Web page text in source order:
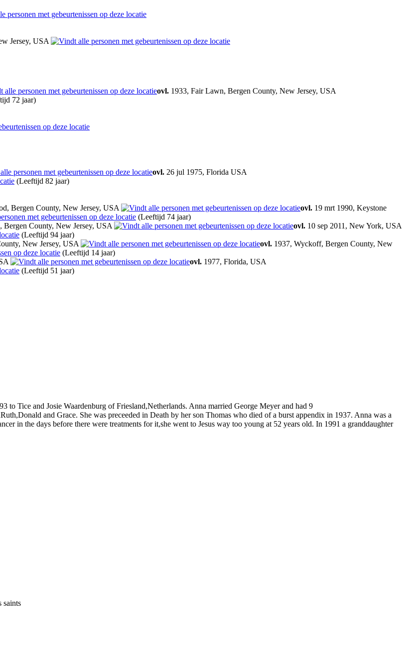
Jersey, USA
ovl. 1933, Fair Lawn, Bergen County, New Jersey, USA
72 jaar)
ovl. 26 jul 1975, Florida USA
(Leeftijd 82 jaar)
Bergen County, New Jersey, USA ovl. 19 mrt 1990, Keystone
(Leeftijd 74 jaar)
Bergen County, New Jersey, USA ovl. 10 sep 2011, New York, USA
(Leeftijd 94 jaar)
New Jersey, USA ovl. 1937, Wyckoff, Bergen County, New
(Leeftijd 14 jaar)
ovl. 1977, Florida, USA
(Leeftijd 51 jaar)
to Tice and Josie Waardenburg of Friesland,Netherlands. Anna married George Meyer and had 9
and Grace. She was preceeded in Death by her son Thomas who died of a burst appendix in 1937. Anna was a
in the days before there were treatments for it,she went to Jesus way too young at 52 years old. In 1991 a granddaughter
saints